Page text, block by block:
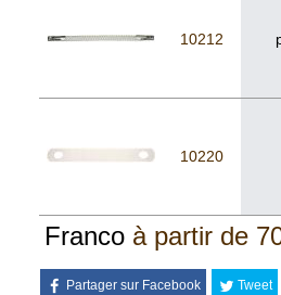
10212
10220
Franco à partir de
Partager sur Facebook Tweet